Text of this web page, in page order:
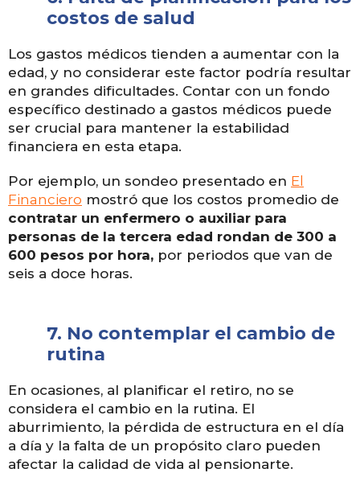
costos de salud
Los gastos médicos tienden a aumentar con la
edad, y no considerar este factor podría resultar
en grandes dificultades. Contar con un fondo
específico destinado a gastos médicos puede
ser crucial para mantener la estabilidad
financiera en esta etapa.
Por ejemplo, un sondeo presentado en El
Financiero mostró que los costos promedio de
contratar un enfermero o auxiliar para
personas de la tercera edad rondan de 300 a
600 pesos por hora, por periodos que van de
seis a doce horas.
7. No contemplar el cambio de
rutina
En ocasiones, al planificar el retiro, no se
considera el cambio en la rutina. El
aburrimiento, la pérdida de estructura en el día
a día y la falta de un propósito claro pueden
afectar la calidad de vida al pensionarte.